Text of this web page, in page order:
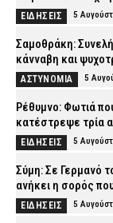
ΕΙΔΗΣΕΙΣ 5
Σαμοθράκη:
κάνναβη και
ΑΣΤΥΝΟΜΙΑ 5
Ρέθυμνο: Φωτιά
κατέστρεψε τρία
ΕΙΔΗΣΕΙΣ 5
Σύμη: Σε Γερμανό
ανήκει η σορός
ΕΙΔΗΣΕΙΣ 5